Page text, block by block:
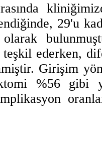
29'u
ederken,
Girişim
%56 gibi